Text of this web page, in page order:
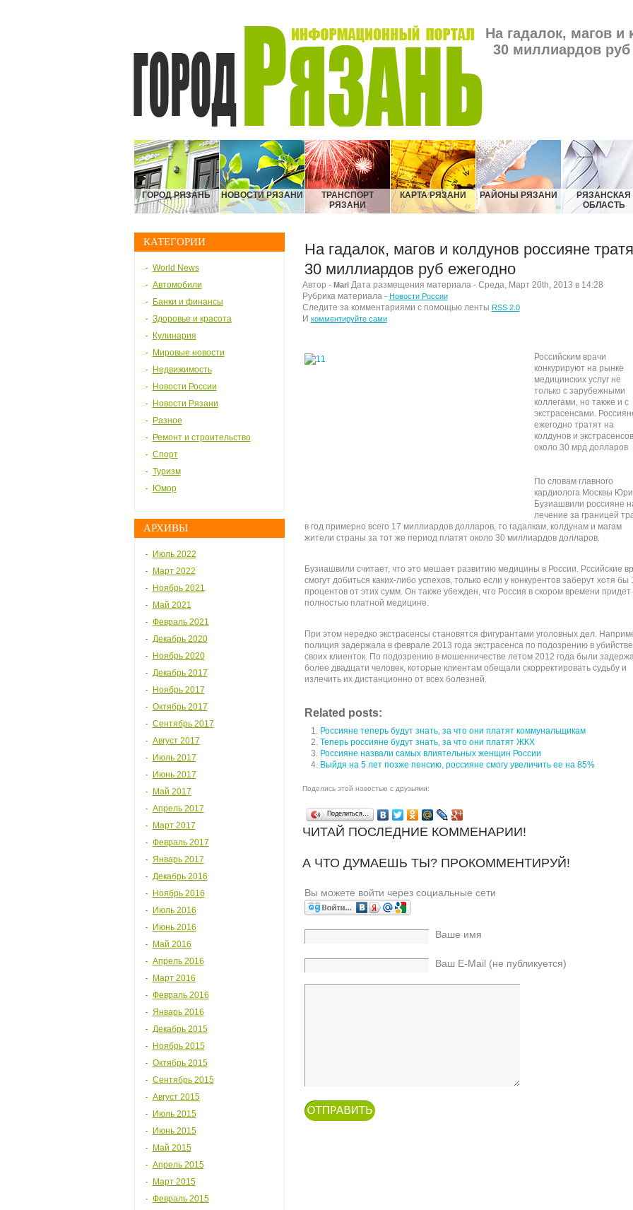
На гадалок, магов и
30 миллиардов
ГОРОД РЯЗАНЬ НОВОСТИ РЯЗАНИ
ТРАНСПОРТ
РЯЗАНИ
КАРТА РЯЗАНИ РАЙОНЫ РЯЗАНИ
РЯЗАНСКАЯ
ОБЛАСТЬ
КАТЕГОРИИ
World News
Автомобили
Банки и финансы
Здоровье и красота
Кулинария
Мировые новости
Недвижимость
Новости России
Новости Рязани
Разное
Ремонт и строительство
Спорт
Туризм
Юмор
АРХИВЫ
Июль 2022
Март 2022
Ноябрь 2021
Май 2021
Февраль 2021
Декабрь 2020
Ноябрь 2020
Декабрь 2017
Ноябрь 2017
Октябрь 2017
Сентябрь 2017
Август 2017
Июль 2017
Июнь 2017
Май 2017
Апрель 2017
Март 2017
Февраль 2017
Январь 2017
Декабрь 2016
Ноябрь 2016
Июль 2016
Июнь 2016
Май 2016
Апрель 2016
Март 2016
Февраль 2016
Январь 2016
Декабрь 2015
Ноябрь 2015
Октябрь 2015
Сентябрь 2015
Август 2015
Июль 2015
Июнь 2015
Май 2015
Апрель 2015
Март 2015
Февраль 2015
На гадалок, магов и колдунов россияне
30 миллиардов руб ежегодно
Автор - MariДата размещения материала - Среда, Март 20th, 2013 в 14:28
Рубрика материала - Новости России
Следите за комментариями с помощью ленты RSS 2.0
И комментируйте сами
Российским врачи
конкурируют на рынке
медицинских услуг не
только с зарубежными
коллегами, но также и с
экстрасенсами.
ежегодно тратят на
колдунов и экстрасенсов
около 30 мрд долларов
По словам главного
кардиолога Москвы
Бузиашвили россияне
лечение за границей
в год примерно всего 17 миллиардов долларов, то гадалкам, колдунам и магам
жители страны за тот же период платят около 30 миллиардов долларов.
Бузиашвили считает, что это мешает развитию медицины в России. Рссийские
смогут добиться каких-либо успехов, только если у конкурентов заберут хотя бы
процентов от этих сумм. Он также убежден, что Россия в скором времени придет
полностью платной медицине.
При этом нередко экстрасенсы становятся фигурантами уголовных дел.
полиция задержала в феврале 2013 года экстрасенса по подозрению в убийстве
своих клиенток. По подозрению в мошенничестве летом 2012 года были
более двадцати человек, которые клиентам обещали скорректировать судьбу и
излечить их дистанционно от всех болезней.
Related posts:
Россияне теперь будут знать, за что они платят коммунальщикам
Теперь россияне будут знать, за что они платят ЖКХ
Россияне назвали самых влиятельных женщин России
Выйдя на 5 лет позже пенсию, россияне смогу увеличить ее на 85%
Поделись этой новостью с друзьями:
Поделиться…
ЧИТАЙ ПОСЛЕДНИЕ КОММЕНАРИИ!
А ЧТО ДУМАЕШЬ ТЫ? ПРОКОММЕНТИРУЙ!
Вы можете войти через социальные сети
Ваше имя
Ваш E-Mail (не публикуется)